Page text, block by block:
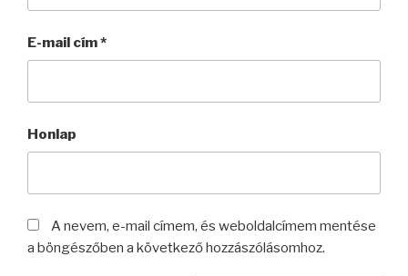
E-mail cím*
Honlap
A nevem, e-mail címem, és weboldalcímem mentése
a böngészőben a következő hozzászólásomhoz.